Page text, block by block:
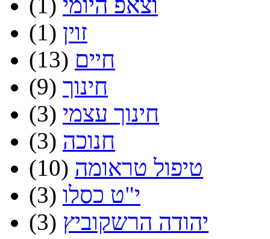
זוין (1)
חיים (13)
חינוך (9)
חינוך עצמי (3)
חנוכה (3)
טיפול טראומה (10)
י"ט כסלו (3)
יהודה הרשקוביץ (3)